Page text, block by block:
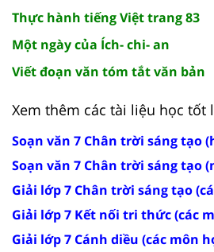
Thực hành tiếng Việt trang 83
Một ngày của Ích- chi- an
Viết đoạn văn tóm tắt văn bản
Xem thêm các tài liệu học tốt
Soạn văn 7 Chân trời sáng tạo
Soạn văn 7 Chân trời sáng tạo
Giải lớp 7 Chân trời sáng tạo
Giải lớp 7 Kết nối tri thức (các
Giải lớp 7 Cánh diều (các môn